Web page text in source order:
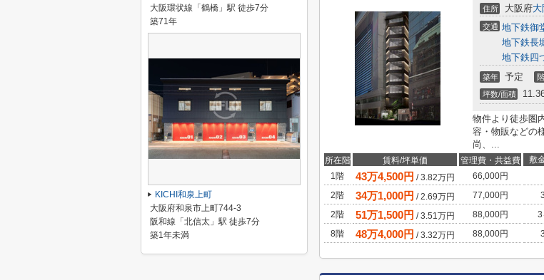
住所 大阪府
交通 地下鉄御
地下鉄長
地下鉄四
築年 予定
坪数/面積
物件より徒歩圏
容・物販などの
尚、...
所在階 賃料/坪単価 管理費・共益費 敷
1階
43万4,500円 /3.82万円 66,000円
2階
34万1,000円 /2.69万円 77,000円
2階
51万1,500円 /3.51万円 88,000円 3
8階
48万4,000円 /3.32万円 88,000円
大阪環状線「鶴橋」駅 徒歩7分
築71年
KICHI和泉上町
大阪府和泉市上町744-3
阪和線「北信太」駅 徒歩7分
築1年未満